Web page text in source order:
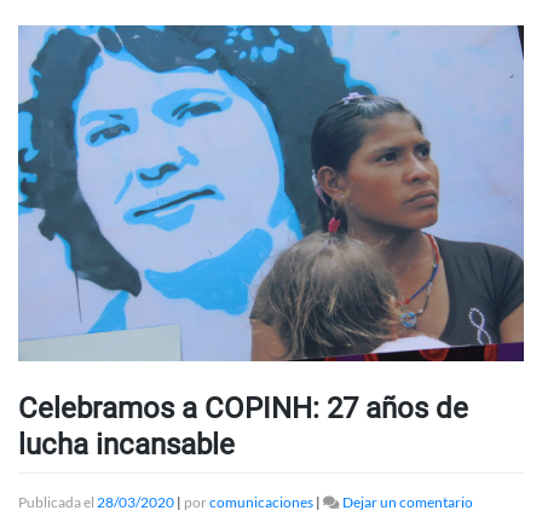
Celebramos a COPINH: 27 años de
lucha incansable
Publicada el 28/03/2020 | porcomunicaciones | Dejar un comentarioen